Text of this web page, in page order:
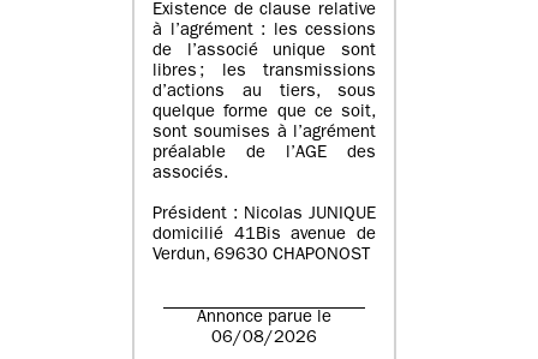
Existence de clause relative
à l’agrément : les cessions
de l’associé unique sont
libres ; les transmissions
d’actions au tiers, sous
quelque forme que ce soit,
sont soumises à l’agrément
préalable de l’AGE des
associés.
Président : Nicolas JUNIQUE
domicilié 41Bis avenue de
Verdun, 69630 CHAPONOST
Annonce parue le
06/08/2026